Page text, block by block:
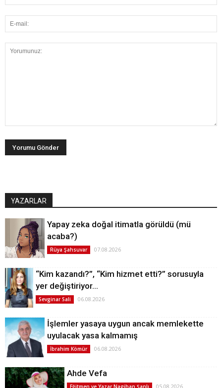
YAZARLAR
Yapay zeka doğal itimatla görüldü (mü
acaba?)
Rüya Şahsuvar 07.08.2026
“Kim kazandı?”, “Kim hizmet etti?” sorusuyla
yer değiştiriyor…
Sevginar Sali 06.08.2026
İşlemler yasaya uygun ancak memlekette
uyulacak yasa kalmamış
İbrahim Kömür 06.08.2026
Ahde Vefa
Eğitmen ve Yazar Nagihan Şanlı 05.08.2026